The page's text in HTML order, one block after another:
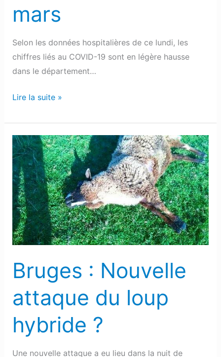
mars
Selon les données hospitalières de ce lundi, les
chiffres liés au COVID-19 sont en légère hausse
dans le département…
Lire la suite »
Bruges : Nouvelle
attaque du loup
hybride ?
Une nouvelle attaque a eu lieu dans la nuit de
Bruges
:
Nouvelle
attaque
du
loup
hybride
?